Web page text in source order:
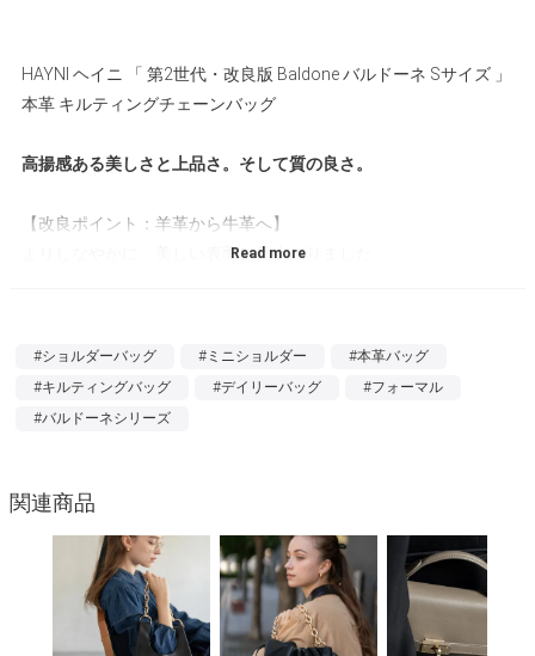
HAYNI ヘイニ 「 第2世代・改良版 Baldone バルドーネ Sサイズ 」
本革 キルティングチェーンバッグ
高揚感ある美しさと上品さ。そして質の良さ。
【改良ポイント：羊革から牛革へ】
よりしなやかに、美しい表面に仕上がりました。
スマホや小物など最低限のものを入れて身軽にお出かけするのに
ーポケットなどが複数あり、便利にお使いいただけます。
【チェーンの長さ調整は自在】
細かな調整が可能。短くしてボディバッグのように持つのもおす
#ショルダーバッグ #ミニショルダー
#本革バッグ
#キルティングバッグ
#デイリーバッグ
#フォーマル
#バルドーネシリーズ
関連商品